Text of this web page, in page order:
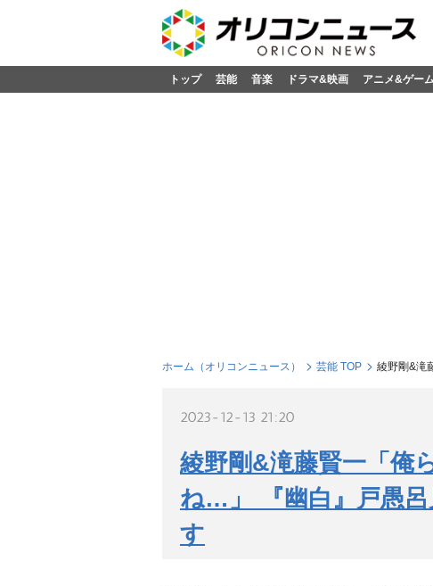
トップ 芸能 音楽 ドラマ&映画 アニメ&ゲー
ホーム（オリコンニュース） 芸能 TOP 綾野剛&滝
2023-12-13 21:20
綾野剛&滝藤賢一「俺
ね…」 『幽白』戸愚
す